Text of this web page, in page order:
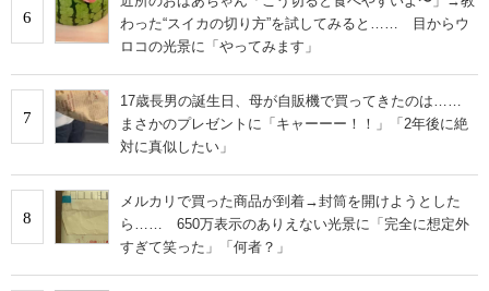
6
わった“スイカの切り方”を試してみると…… 目からウ
ロコの光景に「やってみます」
7
17歳長男の誕生日、母が自販機で買ってきたのは……
まさかのプレゼントに「キャーーー！！」「2年後に絶
対に真似したい」
8
メルカリで買った商品が到着→封筒を開けようとした
ら…… 650万表示のありえない光景に「完全に想定外
すぎて笑った」「何者？」